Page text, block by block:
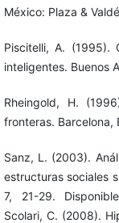
México: Plaza &
Piscitelli, A. (1995).
inteligentes. Buenos
Rheingold, H.
fronteras. Barcelona,
Sanz, L. (2003).
estructuras sociales
7, 21-29.
Scolari, C. (2008).